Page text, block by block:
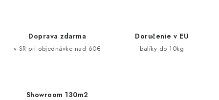
Doprava zdarma
v SR pri objednávke nad 60€
Doručenie v EU
balíky do 10kg
Showroom 130m2